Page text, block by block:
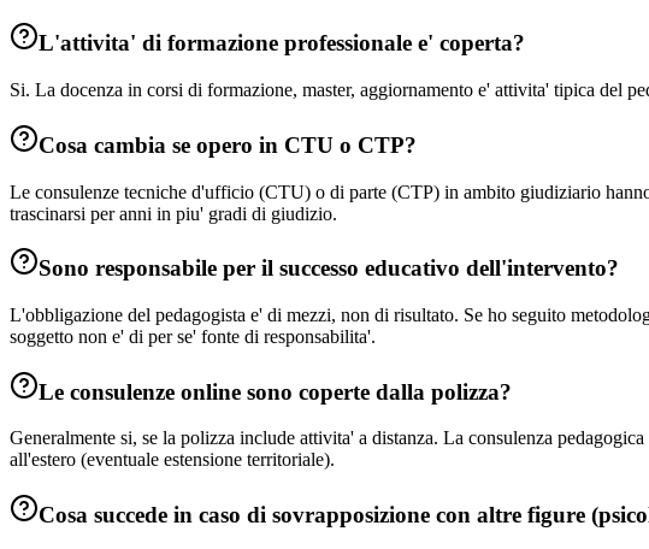
L'attivita' di formazione professionale e' coperta?
Si. La docenza in corsi di formazione, master, aggiornamento e' attivita' tipica del
Cosa cambia se opero in CTU o CTP?
Le consulenze tecniche d'ufficio (CTU) o di parte (CTP) in ambito giudiziario
trascinarsi per anni in piu' gradi di giudizio.
Sono responsabile per il successo educativo dell'intervento?
L'obbligazione del pedagogista e' di mezzi, non di risultato. Se ho seguito
soggetto non e' di per se' fonte di responsabilita'.
Le consulenze online sono coperte dalla polizza?
Generalmente si, se la polizza include attivita' a distanza. La consulenza
all'estero (eventuale estensione territoriale).
Cosa succede in caso di sovrapposizione con altre figure